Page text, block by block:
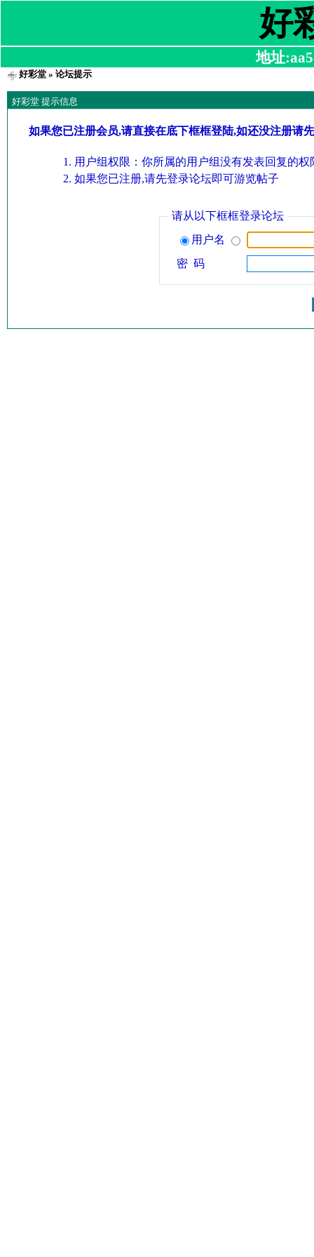
好
地址
好彩堂» 论坛提示
好彩堂 提示信息
如果您已注册会员,请直接在底下框框登陆,如还没注册请
用户组权限：你所属的用户组没有发表回复的权
如果您已注册,请先登录论坛即可游览帖子
请从以下框框登录论坛
用户名
密 码